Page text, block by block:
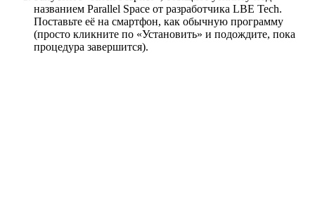
названием Parallel Space от разработчика LBE Tech.
Поставьте её на смартфон, как обычную программу
(просто кликните по «Установить» и подождите, пока
процедура завершится).